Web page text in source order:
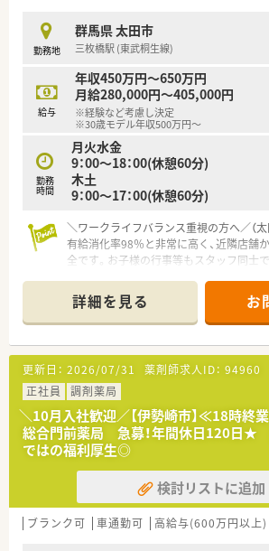
【勤務実態について】
■各店舗が近隣にあるためヘルプ体制が
率は98%と高い水準です。
■月間の平均残業時間は10時間程度と少
でしっかりと支給されます。
■産休・育休からの復帰率は100％で、復
も利用することが可能です。
【想定されるキャリアイメージ】
■在宅医療の豊富な実績があるため、専
スペシャリストを目指せます。
処方箋の知識を習得できます。
■本人の希望と適性に応じて、管理薬剤師
キャリアアップも可能です。
勤務地
群馬県 太田市
三枚橋駅 (東武桐生線)
給与
年収450万円～650万円
月給280,000円～405,000円
※経験など考慮し決定
※30歳モデル年収500万円～
勤務
時間
月火水金
9：00～18：00(休憩60分)
木土
9：00～17：00(休憩60分)
＼ワークライフバランス重視の方へ／（
有給消化率98％と非常に高く、近隣店舗
全です。お子様の行事等もスタッフ同士
＊------------------------------------------＊
【店舗情報と応需状況について】
■総合病院の門前に位置しており処方箋
で非常に多くの科目を経験することが可
■備蓄品目数は約2000品目と幅広く新卒
のスタッフが切磋琢磨し業務に励んでいま
■15年以上の実績がある在宅業務にも注
施設まで多岐にわたるニーズに対応して
【募集背景と求める人物像について】
■在宅業務のさらなる拡大と人員体制の
となる正社員の薬剤師を新たに募集して
■施設への訪問が多いため普通自動車の
ており病院での経験のみの方も提案可能
■現場との距離が近い社風のため周囲と
詳細を見る お
更新日： 2026/07/31 薬剤師求人ID： 94960
正社員
調剤薬局
＼10月入社歓迎／【伊勢崎市】≪18時
総合門前薬局 急募！年間休日120日★
ではの福利厚生◎
検討リストに追加
ブランク可 車通勤可 高給与(600万円以上)